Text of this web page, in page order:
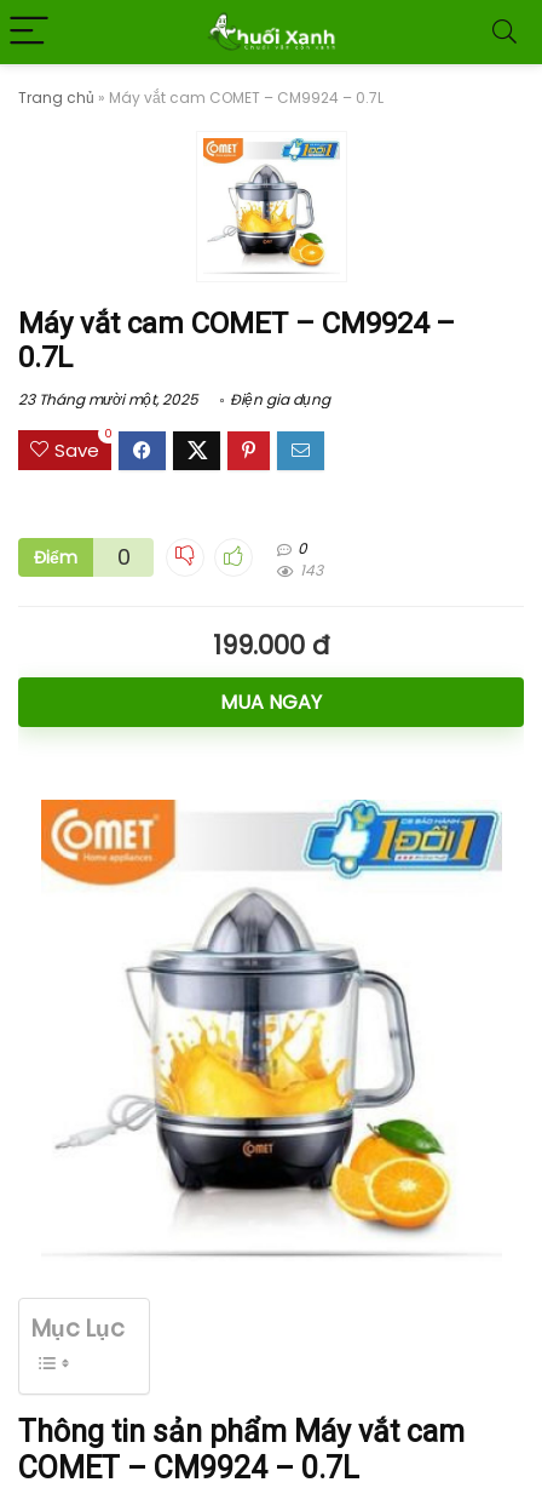
Trang chủ » Máy vắt cam COMET – CM9924 – 0.7L
Máy vắt cam COMET – CM9924 –
0.7L
23 Tháng mười một, 2025 Điện gia dụng
Save
0
Điểm 0
0
143
199.000 đ
MUA NGAY
Mục Lục
Thông tin sản phẩm Máy vắt cam
COMET – CM9924 – 0.7L